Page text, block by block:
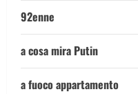
92enne
a cosa mira Putin
a fuoco appartamento